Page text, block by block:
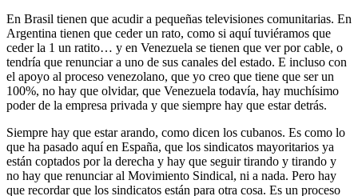
En Brasil tienen que acudir a pequeñas televisiones comunitarias. En
Argentina tienen que ceder un rato, como si aquí tuviéramos que
ceder la 1 un ratito… y en Venezuela se tienen que ver por cable, o
tendría que renunciar a uno de sus canales del estado. E incluso con
el apoyo al proceso venezolano, que yo creo que tiene que ser un
100%, no hay que olvidar, que Venezuela todavía, hay muchísimo
poder de la empresa privada y que siempre hay que estar detrás.
Siempre hay que estar arando, como dicen los cubanos. Es como lo
que ha pasado aquí en España, que los sindicatos mayoritarios ya
están coptados por la derecha y hay que seguir tirando y tirando y
no hay que renunciar al Movimiento Sindical, ni a nada. Pero hay
que recordar que los sindicatos están para otra cosa. Es un proceso